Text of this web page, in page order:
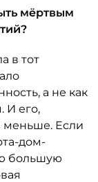
мёртвым
в тот
а не как
И его,
меньше. Если
дом-
большую